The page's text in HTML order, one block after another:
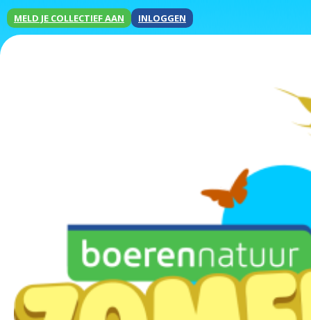
MELD JE COLLECTIEF AAN INLOGGEN